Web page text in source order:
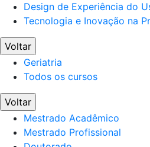
Design de Experiência do
Tecnologia e Inovação na
Voltar
Geriatria
Todos os cursos
Voltar
Mestrado Acadêmico
Mestrado Profissional